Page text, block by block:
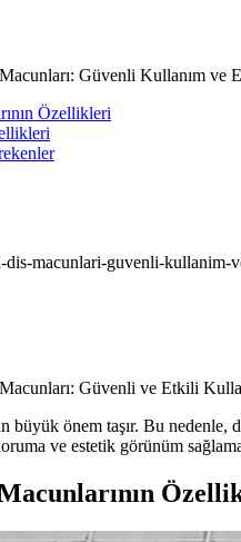
Güvenli Kullanım ve
Özellikleri
dis-macunlari-guvenli-kullanim-
Güvenli ve Etkili
büyük önem taşır. Bu
ve estetik görünüm